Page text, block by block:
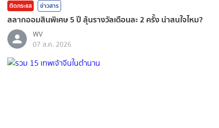
ติดกระแส ข่าวสาร
สลากออมสินพิเศษ 5 ปี ลุ้นรางวัลเดือนละ 2 ครั้ง น่าสนใจไหม?
WV
07 ส.ค. 2026